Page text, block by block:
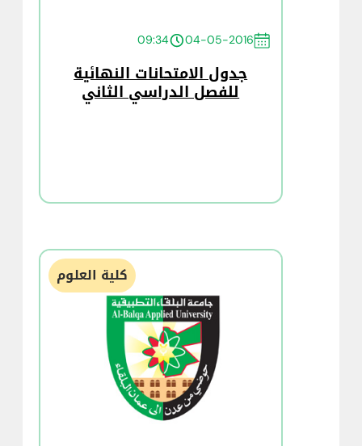
04-05-2016
09:34
جدول الامتحانات النهائية
للفصل الدراسي الثاني
كلية العلوم